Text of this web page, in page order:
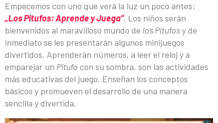
Empecemos con uno que verá la luz un poco antes:
„Los Pitufos: Aprende y Juega”. Los niños serán
bienvenidos al maravilloso mundo de los Pitufosy de
inmediato se les presentarán algunos minijuegos
divertidos. Aprenderán números, a leer el reloj y a
emparejar un Pitufo con su sombra, son las actividades
más educativas del juego. Enseñan los conceptos
básicos y promueven el desarrollo de una manera
sencilla y divertida.